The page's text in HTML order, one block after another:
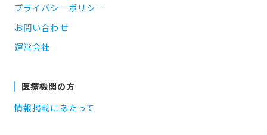
プライバシーポリシー
お問い合わせ
運営会社
医療機関の方
情報掲載にあたって